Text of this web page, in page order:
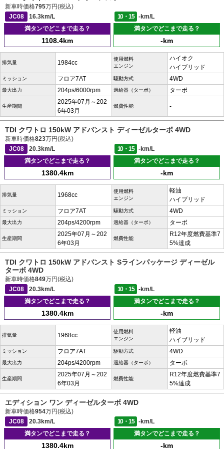
新車時価格795万円(税込)
JC08
16.3km/L 10・15
-km/L
満タンでどこまで走る？
1108.4km
満タンでどこまで走る？
-km
排気量 1984cc
使用燃料
エンジン
ハイオク
ハイブリッド
ミッション フロア7AT 駆動方式 4WD
最大出力 204ps/6000rpm 過給器（ターボ） ターボ
生産期間
2025年07月～202
6年03月
燃費性能 -
TDI クワトロ 150kW アドバンスト ディーゼルターボ 4WD
新車時価格823万円(税込)
JC08
20.3km/L 10・15
-km/L
満タンでどこまで走る？
1380.4km
満タンでどこまで走る？
-km
排気量 1968cc
使用燃料
エンジン
軽油
ハイブリッド
ミッション フロア7AT 駆動方式 4WD
最大出力 204ps/4200rpm 過給器（ターボ） ターボ
生産期間
2025年07月～202
6年03月
燃費性能
R12年度燃費基準7
5%達成
TDI クワトロ 150kW アドバンスト Sラインパッケージ ディーゼル
ターボ 4WD
新車時価格849万円(税込)
JC08
20.3km/L 10・15
-km/L
満タンでどこまで走る？
1380.4km
満タンでどこまで走る？
-km
排気量 1968cc
使用燃料
エンジン
軽油
ハイブリッド
ミッション フロア7AT 駆動方式 4WD
最大出力 204ps/4200rpm 過給器（ターボ） ターボ
生産期間
2025年07月～202
6年03月
燃費性能
R12年度燃費基準7
5%達成
エディション ワン ディーゼルターボ 4WD
新車時価格954万円(税込)
JC08
20.3km/L 10・15
-km/L
満タンでどこまで走る？
1380.4km
満タンでどこまで走る？
-km